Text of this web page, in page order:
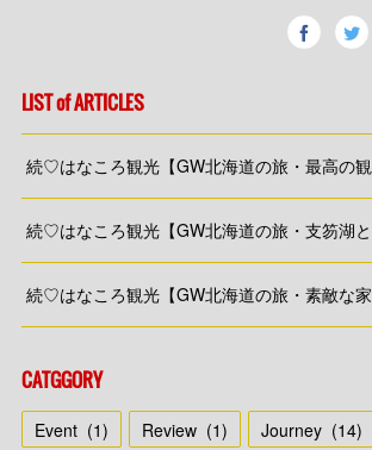
LIST of ARTICLES
続♡はなころ観光【GW北海道の旅・最高の観
続♡はなころ観光【GW北海道の旅・支笏湖と
続♡はなころ観光【GW北海道の旅・素敵な
CATGGORY
Event (1) Review (1) Journey (14)